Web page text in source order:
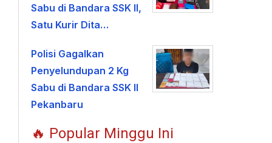
Sabu di Bandara SSK II,
Satu Kurir Dita…
Polisi Gagalkan
Penyelundupan 2 Kg
Sabu di Bandara SSK II
Pekanbaru
🔥 Popular Minggu Ini